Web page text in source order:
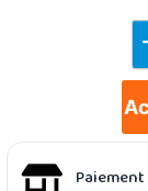
-